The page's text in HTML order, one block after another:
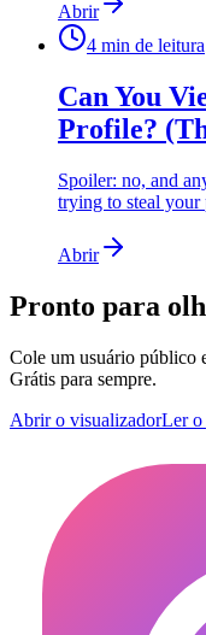
Abrir
4 min de leitura
Can You
Profile?
Spoiler: no, and
trying to steal your
Abrir
Pronto para
Cole um usuário público
Grátis para sempre.
Abrir o visualizadorLer o